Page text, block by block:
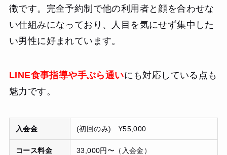
徴です。完全予約制で他の利用者と顔を合わせな
い仕組みになっており、人目を気にせず集中した
い男性に好まれています。
LINE食事指導や手ぶら通いにも対応している点も
魅力です。
入会金 (初回のみ) ¥55,000
コース料金 33,000円〜（入会金）